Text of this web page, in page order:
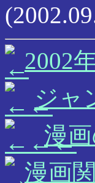
2002
ジャ
漫
漫画